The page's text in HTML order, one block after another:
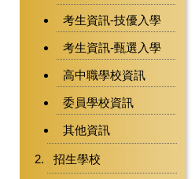
考生資訊-技優入學
考生資訊-甄選入學
高中職學校資訊
委員學校資訊
其他資訊
招生學校